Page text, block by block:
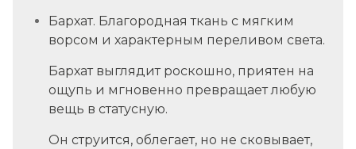
Бархат. Благородная ткань с мягким
ворсом и характерным переливом света.
Бархат выглядит роскошно, приятен на
ощупь и мгновенно превращает любую
вещь в статусную.
Он струится, облегает, но не сковывает,